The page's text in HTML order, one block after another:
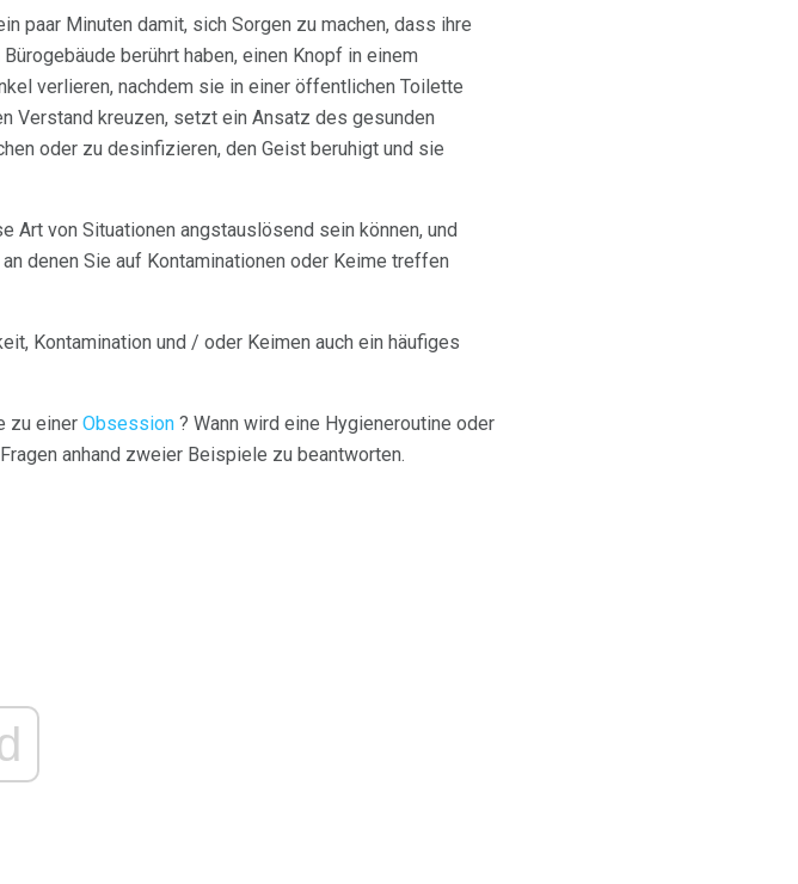
paar Minuten damit, sich Sorgen zu machen, dass ihre
berührt haben, einen Knopf in einem
verlieren, nachdem sie in einer öffentlichen Toilette
Verstand kreuzen, setzt ein Ansatz des gesunden
oder zu desinfizieren, den Geist beruhigt und sie
Art von Situationen angstauslösend sein können, und
denen Sie auf Kontaminationen oder Keime treffen
Kontamination und / oder Keimen auch ein häufiges
zu einer Obsession ? Wann wird eine Hygieneroutine oder
anhand zweier Beispiele zu beantworten.